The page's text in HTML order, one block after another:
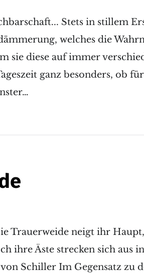
Stets in stillem
welches die
sie diese auf immer
ganz besonders, ob
Trauerweide neigt ihr
ihre Äste strecken sich aus
Schiller Im Gegensatz zu